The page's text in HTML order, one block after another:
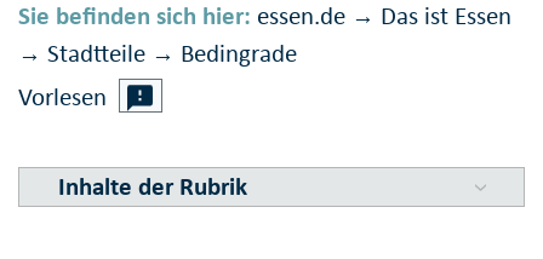
Sie befinden sich hier: essen.de → Das ist Essen
→ Stadtteile → Bedingrade
Vorlesen
Inhalte der Rubrik